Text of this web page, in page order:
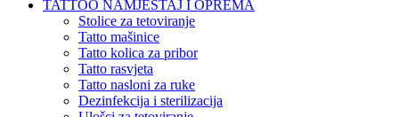
TATTOO NAMJEŠTAJ I OPREMA
Stolice za tetoviranje
Tatto mašinice
Tatto kolica za pribor
Tatto rasvjeta
Tatto nasloni za ruke
Dezinfekcija i sterilizacija